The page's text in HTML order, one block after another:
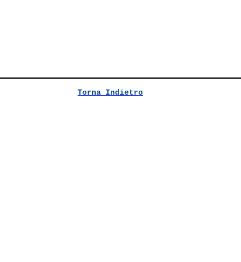
Torna Indietro